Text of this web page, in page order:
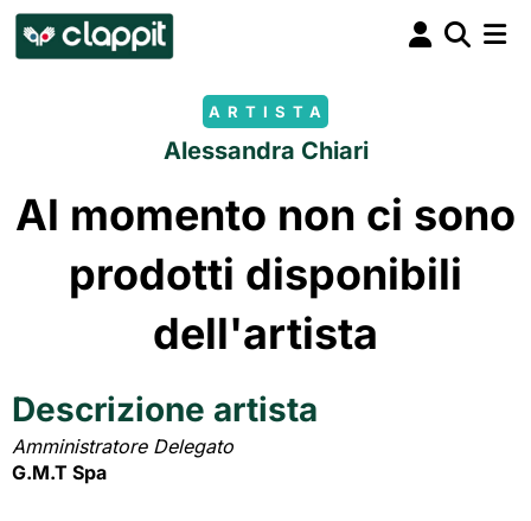
ARTISTA
Alessandra Chiari
Al momento non ci sono
prodotti disponibili
dell'artista
Descrizione artista
Amministratore Delegato
G.M.T Spa